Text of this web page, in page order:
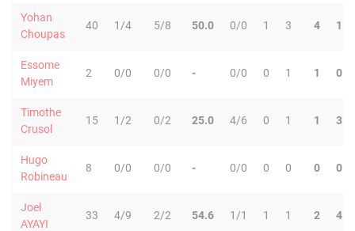
Yohan
Choupas
40 1/4 5/8 50.0 0/0 1 3 4 1
Essome
Miyem
2 0/0 0/0 - 0/0 0 1 1 0
Timothe
Crusol
15 1/2 0/2 25.0 4/6 0 1 1 3
Hugo
Robineau
8 0/0 0/0 - 0/0 0 0 0 0
Joel
AYAYI
33 4/9 2/2 54.6 1/1 1 1 2 4